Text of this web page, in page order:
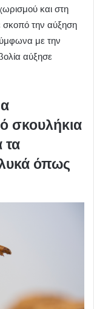
και στη
σκοπό την αύξηση
με την
αύξησε
σκουλήκια
τα
όπως